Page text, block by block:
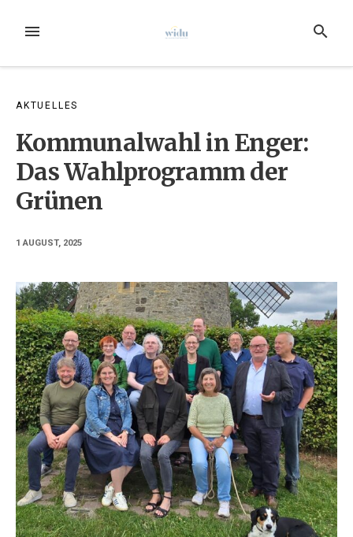
InhaltMENÜ SUCHE
AKTUELLES
Kommunalwahl in Enger:
Das Wahlprogramm der
Grünen
1 AUGUST, 2025